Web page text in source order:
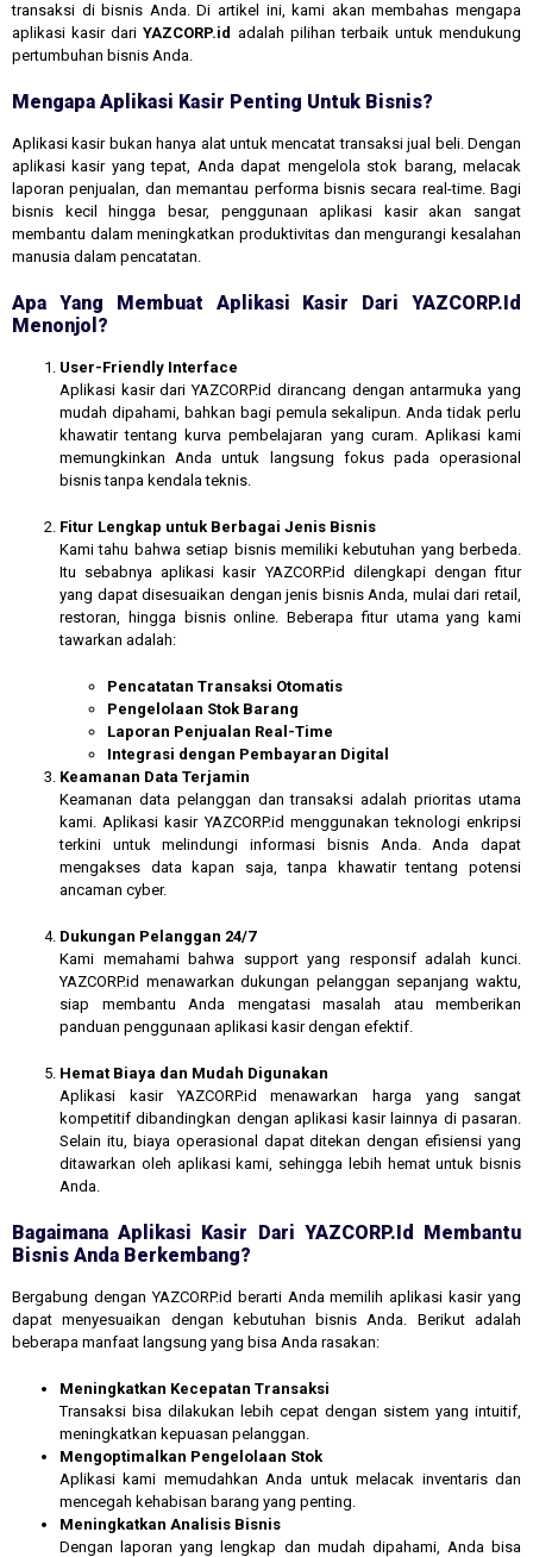
transaksi di bisnis Anda. Di artikel ini, kami akan membahas mengapa
aplikasi kasir dariYAZCORP.id adalah pilihan terbaik untuk mendukung
pertumbuhan bisnis Anda.
Mengapa Aplikasi Kasir Penting Untuk Bisnis?
Aplikasi kasir bukan hanya alat untuk mencatat transaksi jual beli. Dengan
aplikasi kasir yang tepat, Anda dapat mengelola stok barang, melacak
laporan penjualan, dan memantau performa bisnis secara real-time. Bagi
bisnis kecil hingga besar, penggunaan aplikasi kasir akan sangat
membantu dalam meningkatkan produktivitas dan mengurangi kesalahan
manusia dalam pencatatan.
Apa Yang Membuat Aplikasi Kasir Dari YAZCORP.id
Menonjol?
User-Friendly Interface
Aplikasi kasir dari YAZCORP.id dirancang dengan antarmuka yang
mudah dipahami, bahkan bagi pemula sekalipun. Anda tidak perlu
khawatir tentang kurva pembelajaran yang curam. Aplikasi kami
memungkinkan Anda untuk langsung fokus pada operasional
bisnis tanpa kendala teknis.
Fitur Lengkap untuk Berbagai Jenis Bisnis
Kami tahu bahwa setiap bisnis memiliki kebutuhan yang berbeda.
Itu sebabnya aplikasi kasir YAZCORP.id dilengkapi dengan fitur
yang dapat disesuaikan dengan jenis bisnis Anda, mulai dari retail,
restoran, hingga bisnis online. Beberapa fitur utama yang kami
tawarkan adalah:
Pencatatan Transaksi Otomatis
Pengelolaan Stok Barang
Laporan Penjualan Real-Time
Integrasi dengan Pembayaran Digital
Keamanan Data Terjamin
Keamanan data pelanggan dan transaksi adalah prioritas utama
kami. Aplikasi kasir YAZCORP.id menggunakan teknologi enkripsi
terkini untuk melindungi informasi bisnis Anda. Anda dapat
mengakses data kapan saja, tanpa khawatir tentang potensi
ancaman cyber.
Dukungan Pelanggan 24/7
Kami memahami bahwa support yang responsif adalah kunci.
YAZCORP.id menawarkan dukungan pelanggan sepanjang waktu,
siap membantu Anda mengatasi masalah atau memberikan
panduan penggunaan aplikasi kasir dengan efektif.
Hemat Biaya dan Mudah Digunakan
Aplikasi kasir YAZCORP.id menawarkan harga yang sangat
kompetitif dibandingkan dengan aplikasi kasir lainnya di pasaran.
Selain itu, biaya operasional dapat ditekan dengan efisiensi yang
ditawarkan oleh aplikasi kami, sehingga lebih hemat untuk bisnis
Anda.
Bagaimana Aplikasi Kasir Dari YAZCORP.id Membantu
Bisnis Anda Berkembang?
Bergabung dengan YAZCORP.id berarti Anda memilih aplikasi kasir yang
dapat menyesuaikan dengan kebutuhan bisnis Anda. Berikut adalah
beberapa manfaat langsung yang bisa Anda rasakan:
Meningkatkan Kecepatan Transaksi
Transaksi bisa dilakukan lebih cepat dengan sistem yang intuitif,
meningkatkan kepuasan pelanggan.
Mengoptimalkan Pengelolaan Stok
Aplikasi kami memudahkan Anda untuk melacak inventaris dan
mencegah kehabisan barang yang penting.
Meningkatkan Analisis Bisnis
Dengan laporan yang lengkap dan mudah dipahami, Anda bisa